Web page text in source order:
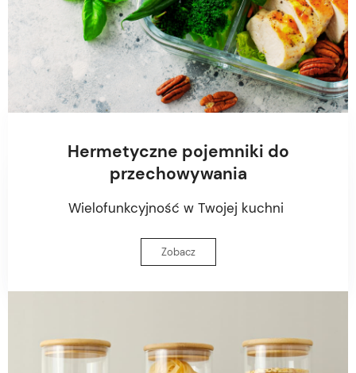
Hermetyczne pojemniki do
przechowywania
Wielofunkcyjność w Twojej kuchni
Zobacz